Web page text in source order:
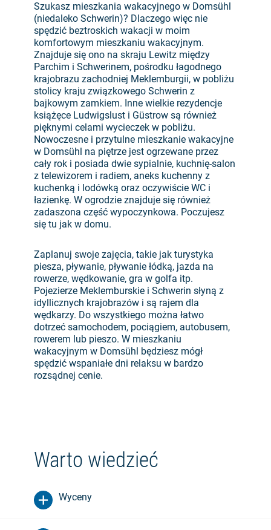
Szukasz mieszkania wakacyjnego w Domsühl
(niedaleko Schwerin)? Dlaczego więc nie
spędzić beztroskich wakacji w moim
komfortowym mieszkaniu wakacyjnym.
Znajduje się ono na skraju Lewitz między
Parchim i Schwerinem, pośrodku łagodnego
krajobrazu zachodniej Meklemburgii, w pobliżu
stolicy kraju związkowego Schwerin z
bajkowym zamkiem. Inne wielkie rezydencje
książęce Ludwigslust i Güstrow są również
pięknymi celami wycieczek w pobliżu.
Nowoczesne i przytulne mieszkanie wakacyjne
w Domsühl na piętrze jest ogrzewane przez
cały rok i posiada dwie sypialnie, kuchnię-salon
z telewizorem i radiem, aneks kuchenny z
kuchenką i lodówką oraz oczywiście WC i
łazienkę. W ogrodzie znajduje się również
zadaszona część wypoczynkowa. Poczujesz
się tu jak w domu.
Zaplanuj swoje zajęcia, takie jak turystyka
piesza, pływanie, pływanie łódką, jazda na
rowerze, wędkowanie, gra w golfa itp.
Pojezierze Meklemburskie i Schwerin słyną z
idyllicznych krajobrazów i są rajem dla
wędkarzy. Do wszystkiego można łatwo
dotrzeć samochodem, pociągiem, autobusem,
rowerem lub pieszo. W mieszkaniu
wakacyjnym w Domsühl będziesz mógł
spędzić wspaniałe dni relaksu w bardzo
rozsądnej cenie.
Warto wiedzieć
Wyceny